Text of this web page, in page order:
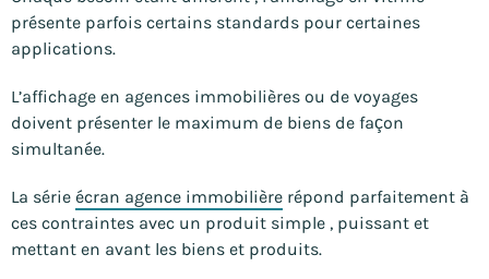
présente parfois certains standards pour certaines
applications.
L’affichage en agences immobilières ou de voyages
doivent présenter le maximum de biens de façon
simultanée.
La série écran agence immobilière répond parfaitement à
ces contraintes avec un produit simple , puissant et
mettant en avant les biens et produits.